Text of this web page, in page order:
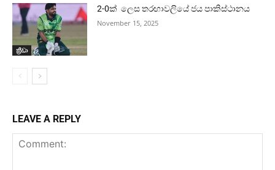
ක්‍රීඩා
2-0ක් ලෙස තරඟාවලියේ ජය පාකිස්ථානය
November 15, 2025
LEAVE A REPLY